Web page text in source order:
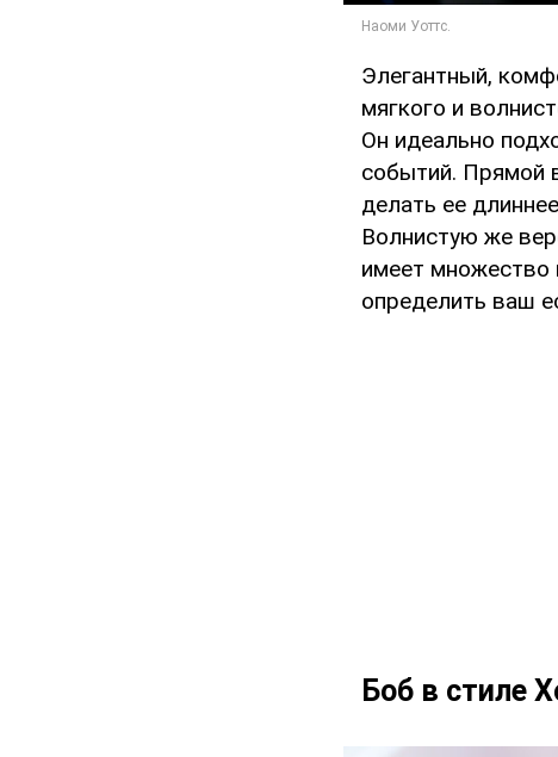
Элегантный,
мягкого и
Он идеально
событий. Прямой
делать ее
Волнистую же
имеет множество
определить ваш
Боб в стиле